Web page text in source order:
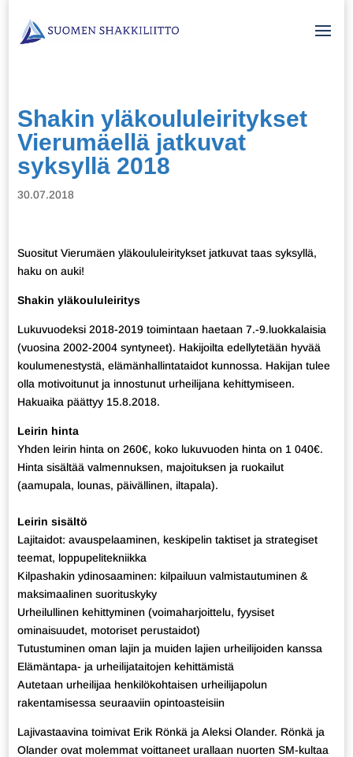
Shakin yläkoululeiritykset
Vierumäellä jatkuvat
syksyllä 2018
30.07.2018
Suositut Vierumäen yläkoululeiritykset jatkuvat taas syksyllä,
haku on auki!
Shakin yläkoululeiritys
Lukuvuodeksi 2018-2019 toimintaan haetaan 7.-9.luokkalaisia
(vuosina 2002-2004 syntyneet). Hakijoilta edellytetään hyvää
koulumenestystä, elämänhallintataidot kunnossa. Hakijan tulee
olla motivoitunut ja innostunut urheilijana kehittymiseen.
Hakuaika päättyy 15.8.2018.
Leirin hinta
Yhden leirin hinta on 260€, koko lukuvuoden hinta on 1 040€.
Hinta sisältää valmennuksen, majoituksen ja ruokailut
(aamupala, lounas, päivällinen, iltapala).
Leirin sisältö
Lajitaidot: avauspelaaminen, keskipelin taktiset ja strategiset
teemat, loppupelitekniikka
Kilpashakin ydinosaaminen: kilpailuun valmistautuminen &
maksimaalinen suorituskyky
Urheilullinen kehittyminen (voimaharjoittelu, fyysiset
ominaisuudet, motoriset perustaidot)
Tutustuminen oman lajin ja muiden lajien urheilijoiden kanssa
Elämäntapa- ja urheilijataitojen kehittämistä
Autetaan urheilijaa henkilökohtaisen urheilijapolun
rakentamisessa seuraaviin opintoasteisiin
Lajivastaavina toimivat Erik Rönkä ja Aleksi Olander. Rönkä ja
Olander ovat molemmat voittaneet urallaan nuorten SM-kultaa